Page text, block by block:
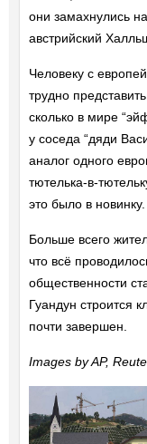
они замахнулись
австрийский
Человеку с
трудно
сколько в мире
у соседа “дяди
аналог одного
тютелька-в-
это было в новинку.
Больше всего
что всё
общественности
Гуандун строится
почти завершен.
Images by AP,